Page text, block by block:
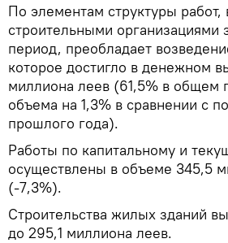
По элементам структуры
строительными организациями
период, преобладает
которое достигло в денежном
миллиона леев (61,5% в общем
объема на 1,3% в сравнении с
прошлого года).
Работы по капитальному и
осуществлены в объеме 345,5
(-7,3%).
Строительства жилых зданий
до 295,1 миллиона леев.